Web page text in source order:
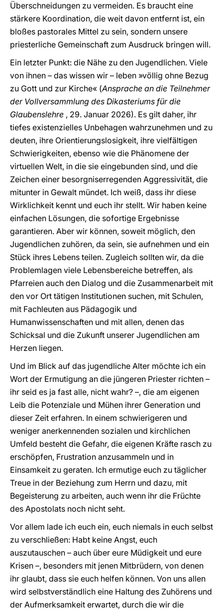
Überschneidungen zu vermeiden. Es braucht eine
stärkere Koordination, die weit davon entfernt ist, ein
bloßes pastorales Mittel zu sein, sondern unsere
priesterliche Gemeinschaft zum Ausdruck bringen will.
Ein letzter Punkt: die Nähe zu den Jugendlichen. Viele
von ihnen – das wissen wir – leben »völlig ohne Bezug
zu Gott und zur Kirche« (Ansprache an die Teilnehmer
der Vollversammlung des Dikasteriums für die
Glaubenslehre , 29. Januar 2026). Es gilt daher, ihr
tiefes existenzielles Unbehagen wahrzunehmen und zu
deuten, ihre Orientierungslosigkeit, ihre vielfältigen
Schwierigkeiten, ebenso wie die Phänomene der
virtuellen Welt, in die sie eingebunden sind, und die
Zeichen einer besorgniserregenden Aggressivität, die
mitunter in Gewalt mündet. Ich weiß, dass ihr diese
Wirklichkeit kennt und euch ihr stellt. Wir haben keine
einfachen Lösungen, die sofortige Ergebnisse
garantieren. Aber wir können, soweit möglich, den
Jugendlichen zuhören, da sein, sie aufnehmen und ein
Stück ihres Lebens teilen. Zugleich sollten wir, da die
Problemlagen viele Lebensbereiche betreffen, als
Pfarreien auch den Dialog und die Zusammenarbeit mit
den vor Ort tätigen Institutionen suchen, mit Schulen,
mit Fachleuten aus Pädagogik und
Humanwissenschaften und mit allen, denen das
Schicksal und die Zukunft unserer Jugendlichen am
Herzen liegen.
Und im Blick auf das jugendliche Alter möchte ich ein
Wort der Ermutigung an die jüngeren Priester richten –
ihr seid es ja fast alle, nicht wahr? –, die am eigenen
Leib die Potenziale und Mühen ihrer Generation und
dieser Zeit erfahren. In einem schwierigeren und
weniger anerkennenden sozialen und kirchlichen
Umfeld besteht die Gefahr, die eigenen Kräfte rasch zu
erschöpfen, Frustration anzusammeln und in
Einsamkeit zu geraten. Ich ermutige euch zu täglicher
Treue in der Beziehung zum Herrn und dazu, mit
Begeisterung zu arbeiten, auch wenn ihr die Früchte
des Apostolats noch nicht seht.
Vor allem lade ich euch ein, euch niemals in euch selbst
zu verschließen: Habt keine Angst, euch
auszutauschen – auch über eure Müdigkeit und eure
Krisen –, besonders mit jenen Mitbrüdern, von denen
ihr glaubt, dass sie euch helfen können. Von uns allen
wird selbstverständlich eine Haltung des Zuhörens und
der Aufmerksamkeit erwartet, durch die wir die